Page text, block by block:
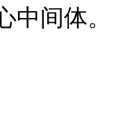
间体。